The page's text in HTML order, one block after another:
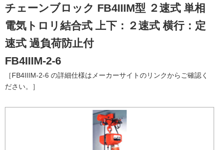
チェーンブロック FB4IIIM型 ２速式 単相
電気トロリ結合式 上下：２速式 横行：定
速式 過負荷防止付
FB4IIIM-2-6
［FB4IIIM-2-6 の詳細仕様はメーカーサイトのリンクからご確認く
ださい。］